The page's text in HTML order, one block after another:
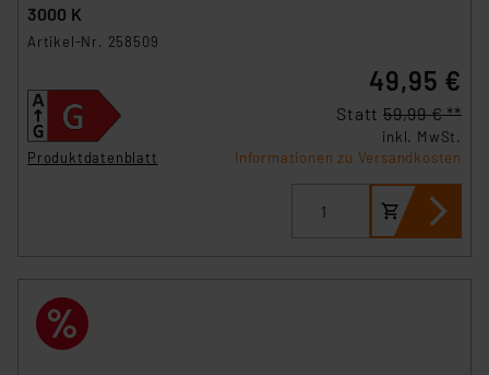
3000 K
Artikel-Nr. 258509
Produktdatenblatt
49,95 €
Statt 59,99 € **
inkl. MwSt.
Informationen zu Versandkosten